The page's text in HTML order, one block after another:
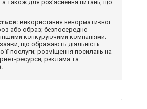
а також для роз'яснення питань, що
використання ненормативної
або образ; безпосереднє
іншими конкуруючими компаніями;
заяви, що ображають діяльність
її послуги; розміщення посилань на
ресурси; реклама та